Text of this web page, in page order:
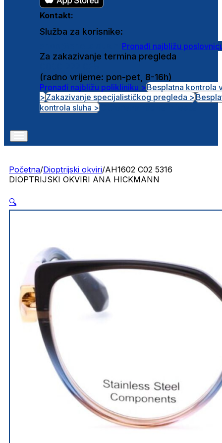
Kontakt:
Služba za korisnike:
Pronađi najbližu
Za zakazivanje termina pregleda
(radno vrijeme: pon-pet, 8-16h)
Pronađi najbližu polikliniku >Besplatna kontrola
>Zakazivanje specijalističkog pregleda >
kontrola sluha >
Početna/Dioptrijski okviri/AH1602 C02 5316
DIOPTRIJSKI OKVIRI ANA HICKMANN
🔍